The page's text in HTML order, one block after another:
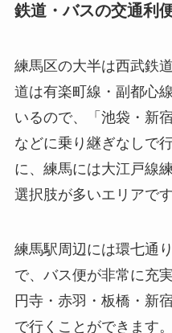
鉄道・バスの交通利
練馬区の大半は西武鉄
道は有楽町線・副都心
いるので、「池袋・新
などに乗り継ぎなしで
に、練馬には大江戸線
選択肢が多いエリアです
練馬駅周辺には環七通
で、バス便が非常に充
円寺・赤羽・板橋・新
で行くことができます